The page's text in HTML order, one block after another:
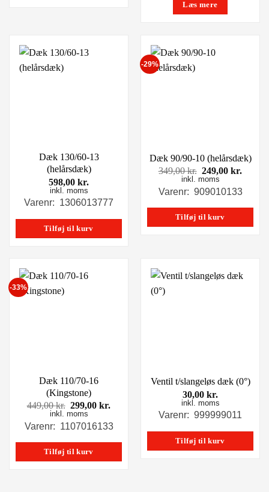
Læs mere
Dæk 130/60-13
(helårsdæk)
598,00 kr.
inkl. moms
Varenr: 1306013777
Tilføj til kurv
-29%
Dæk 90/90-10 (helårsdæk)
349,00kr. Den
oprindelige
pris
349,00 kr..
249,00kr.
pris
inkl. moms
Varenr: 909010133
Tilføj til kurv
-33%
Dæk 110/70-16
(Kingstone)
449,00kr. Den
oprindelige
pris
449,00 kr..
299,00kr.
pris
299,00 kr..
inkl. moms
Varenr: 1107016133
Tilføj til kurv
Ventil t/slangeløs dæk (0°)
30,00 kr.
inkl. moms
Varenr: 999999011
Tilføj til kurv